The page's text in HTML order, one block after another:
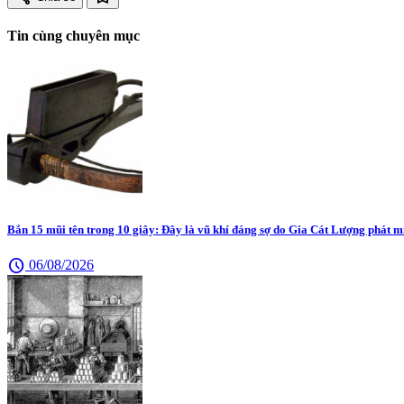
Tin cùng chuyên mục
Bắn 15 mũi tên trong 10 giây: Đây là vũ khí đáng sợ do Gia Cát Lượng phát
schedule 06/08/2026